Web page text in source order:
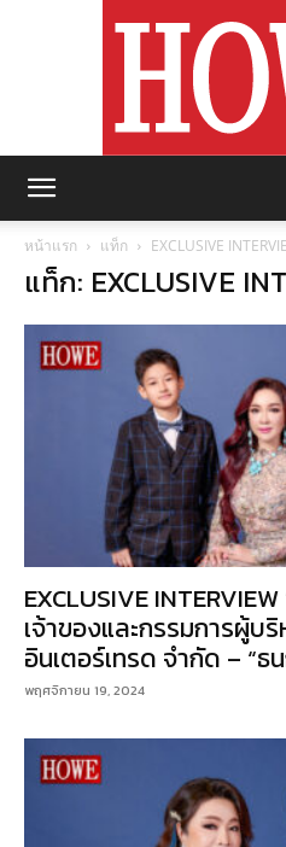
หน้าแรก แท็ก EXCLUSIVE
แท็ก: EXCLUSIVE
EXCLUSIVE
เจ้าของและกรรมการผู้บ
อินเตอร์เทรด จำกัด – “
พฤศจิกายน 19, 2024